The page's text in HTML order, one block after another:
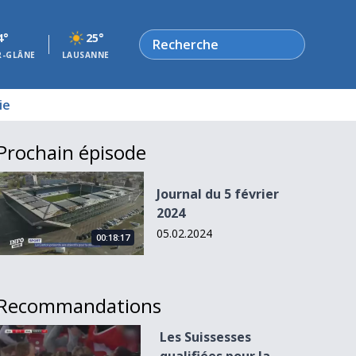
GLÂNE
25°
LAUSANNE
Rechercher
épisode
du 5 février 2024
00:18:17
Journal du 5 février
2024
05.02.2024
Suissesses qualifiées pour la Coupe du monde !
Les Suissesses